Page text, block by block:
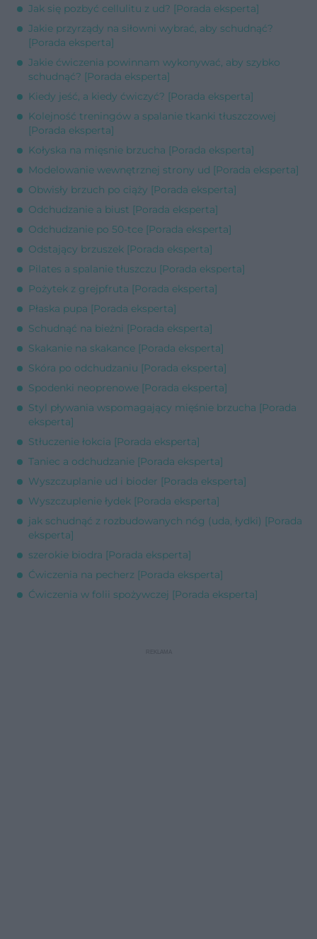
Jak się pozbyć cellulitu z ud? [Porada eksperta]
Jakie przyrządy na siłowni wybrać, aby schudnąć?
[Porada eksperta]
Jakie ćwiczenia powinnam wykonywać, aby szybko
schudnąć? [Porada eksperta]
Kiedy jeść, a kiedy ćwiczyć? [Porada eksperta]
Kolejność treningów a spalanie tkanki tłuszczowej
[Porada eksperta]
Kołyska na mięsnie brzucha [Porada eksperta]
Modelowanie wewnętrznej strony ud [Porada eksperta]
Obwisły brzuch po ciąży [Porada eksperta]
Odchudzanie a biust [Porada eksperta]
Odchudzanie po 50-tce [Porada eksperta]
Odstający brzuszek [Porada eksperta]
Pilates a spalanie tłuszczu [Porada eksperta]
Pożytek z grejpfruta [Porada eksperta]
Płaska pupa [Porada eksperta]
Schudnąć na bieżni [Porada eksperta]
Skakanie na skakance [Porada eksperta]
Skóra po odchudzaniu [Porada eksperta]
Spodenki neoprenowe [Porada eksperta]
Styl pływania wspomagający mięśnie brzucha [Porada
eksperta]
Stłuczenie łokcia [Porada eksperta]
Taniec a odchudzanie [Porada eksperta]
Wyszczuplanie ud i bioder [Porada eksperta]
Wyszczuplenie łydek [Porada eksperta]
jak schudnąć z rozbudowanych nóg (uda, łydki) [Porada
eksperta]
szerokie biodra [Porada eksperta]
Ćwiczenia na pecherz [Porada eksperta]
Ćwiczenia w folii spożywczej [Porada eksperta]